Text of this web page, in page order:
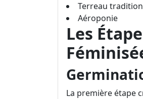
Terreau
Aéroponie
Les
La première étape